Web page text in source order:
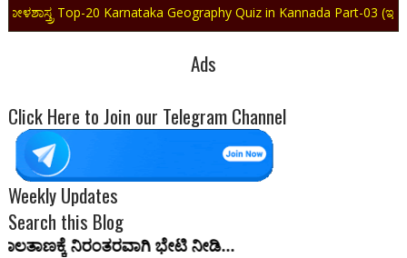
20 Karnataka Geography Quiz in Kannada Part-03 (ಇಂದಿನ ವಿಶೇಷ
Ads
Click Here to Join our Telegram Channel
Weekly Updates
Search this Blog
ಭೇಟಿ ನೀಡಿ...